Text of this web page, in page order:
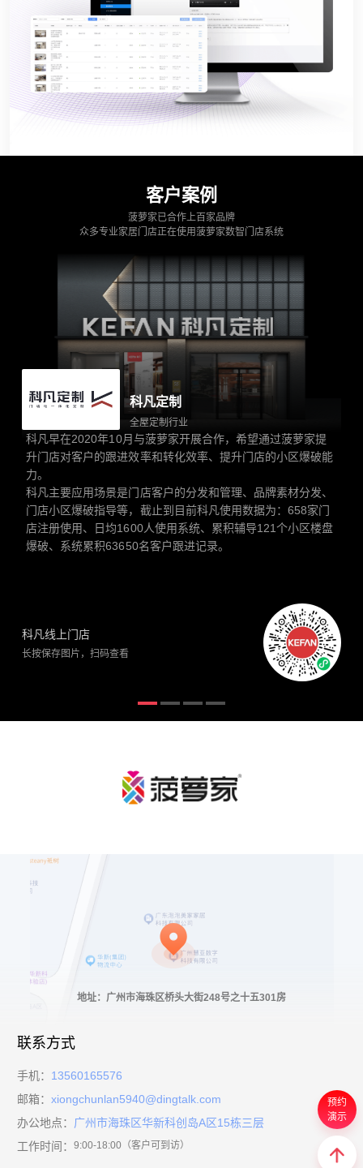
客户案例
菠萝家已合作上百家品牌
众多专业家居门店正在使用菠萝家数智门店系统
科凡定制
全屋定制行业
科凡早在2020年10月与菠萝家开展合作，希望通过菠萝家提
升门店对客户的跟进效率和转化效率、提升门店的小区爆破能
力。
科凡主要应用场景是门店客户的分发和管理、品牌素材分发、
门店小区爆破指导等，截止到目前科凡使用数据为：658家门
店注册使用、日均1600人使用系统、累积辅导121个小区楼盘
爆破、系统累积63650名客户跟进记录。
科凡线上门店
长按保存图片，扫码查看
地址：广州市海珠区桥头大街248号之十五301房
预约
演示
联系方式
手机： 13560165576
邮箱： xiongchunlan5940@dingtalk.com
办公地点： 广州市海珠区华新科创岛A区15栋三层
工作时间： 9:00-18:00（客户可到访）